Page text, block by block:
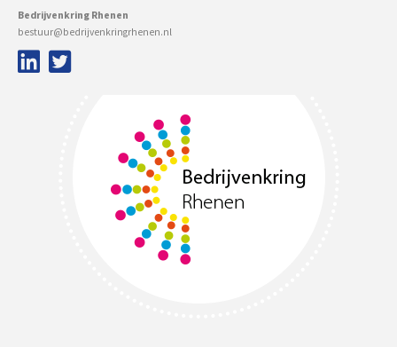
Bedrijvenkring Rhenen
bestuur@bedrijvenkringrhenen.nl